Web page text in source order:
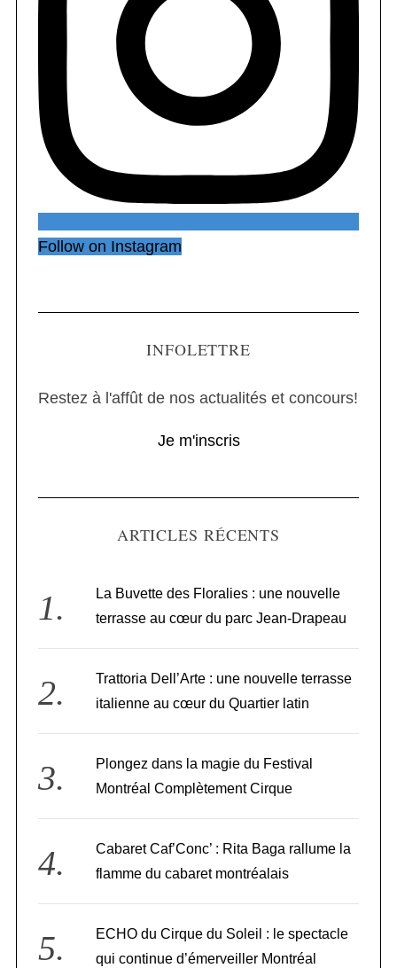
Follow on Instagram
INFOLETTRE
Restez à l'affût de nos actualités et concours!
Je m'inscris
ARTICLES RÉCENTS
La Buvette des Floralies : une nouvelle
terrasse au cœur du parc Jean-Drapeau
Trattoria Dell’Arte : une nouvelle terrasse
italienne au cœur du Quartier latin
Plongez dans la magie du Festival
Montréal Complètement Cirque
Cabaret Caf’Conc’ : Rita Baga rallume la
flamme du cabaret montréalais
ECHO du Cirque du Soleil : le spectacle
qui continue d’émerveiller Montréal